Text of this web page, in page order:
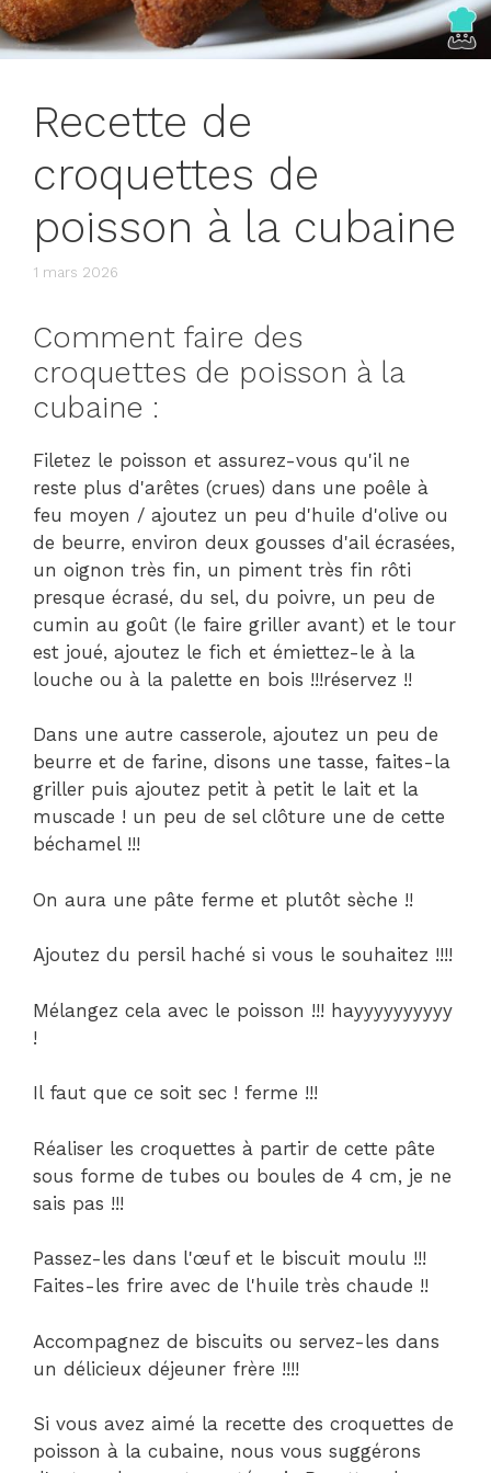
Recette de
croquettes de
poisson à la cubaine
1 mars 2026
Comment faire des
croquettes de poisson à la
cubaine :
Filetez le poisson et assurez-vous qu'il ne
reste plus d'arêtes (crues) dans une poêle à
feu moyen / ajoutez un peu d'huile d'olive ou
de beurre, environ deux gousses d'ail écrasées,
un oignon très fin, un piment très fin rôti
presque écrasé, du sel, du poivre, un peu de
cumin au goût (le faire griller avant) et le tour
est joué, ajoutez le fich et émiettez-le à la
louche ou à la palette en bois !!!réservez !!
Dans une autre casserole, ajoutez un peu de
beurre et de farine, disons une tasse, faites-la
griller puis ajoutez petit à petit le lait et la
muscade ! un peu de sel clôture une de cette
béchamel !!!
On aura une pâte ferme et plutôt sèche !!
Ajoutez du persil haché si vous le souhaitez !!!!
Mélangez cela avec le poisson !!! hayyyyyyyyyy
!
Il faut que ce soit sec ! ferme !!!
Réaliser les croquettes à partir de cette pâte
sous forme de tubes ou boules de 4 cm, je ne
sais pas !!!
Passez-les dans l'œuf et le biscuit moulu !!!
Faites-les frire avec de l'huile très chaude !!
Accompagnez de biscuits ou servez-les dans
un délicieux déjeuner frère !!!!
Si vous avez aimé la recette des croquettes de
poisson à la cubaine, nous vous suggérons